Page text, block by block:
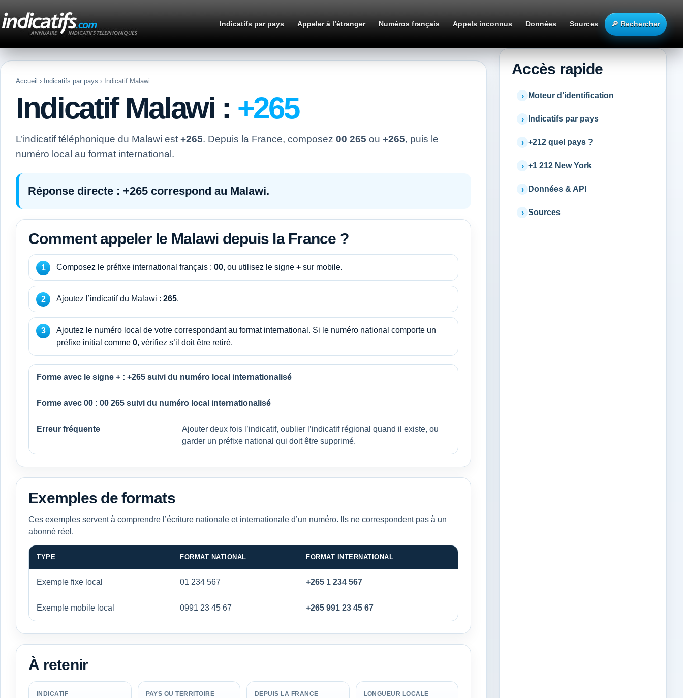
Indicatifs par pays Appeler à l’étranger Numéros français Appels inconnus Données Sources 🔎 Rechercher
Accueil › Indicatifs par pays › Indicatif Malawi
Indicatif Malawi : +265
L’indicatif téléphonique du Malawi est +265. Depuis la France, composez 00 265 ou +265, puis le
numéro local au format international.
Réponse directe : +265 correspond au Malawi.
Comment appeler le Malawi depuis la France ?
Composez le préfixe international français : 00, ou utilisez le signe + sur mobile.
Ajoutez l’indicatif du Malawi : 265.
Ajoutez le numéro local de votre correspondant au format international. Si le numéro national comporte un
préfixe initial comme 0, vérifiez s’il doit être retiré.
Forme avec le signe + : +265 suivi du numéro local internationalisé
Forme avec 00 : 00 265 suivi du numéro local internationalisé
Erreur fréquente
Ajouter deux fois l’indicatif, oublier l’indicatif régional quand il existe, ou
garder un préfixe national qui doit être supprimé.
Exemples de formats
Ces exemples servent à comprendre l’écriture nationale et internationale d’un numéro. Ils ne correspondent pas à un
abonné réel.
TYPE FORMAT NATIONAL FORMAT INTERNATIONAL
Exemple fixe local 01 234 567 +265 1 234 567
Exemple mobile local 0991 23 45 67 +265 991 23 45 67
À retenir
INDICATIF PAYS OU TERRITOIRE DEPUIS LA FRANCE LONGUEUR LOCALE
Accès rapide
Moteur d’identification
Indicatifs par pays
+212 quel pays ?
+1 212 New York
Données & API
Sources